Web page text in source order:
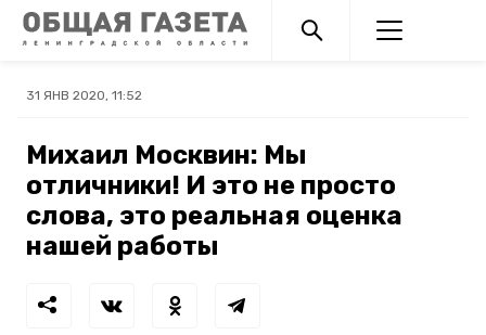
31 ЯНВ 2020, 11:52
Михаил Москвин: Мы
отличники! И это не просто
слова, это реальная оценка
нашей работы